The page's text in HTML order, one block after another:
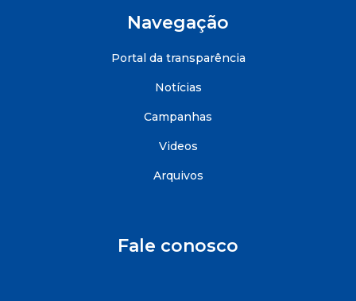
Navegação
Portal da transparência
Notícias
Campanhas
Videos
Arquivos
Fale conosco